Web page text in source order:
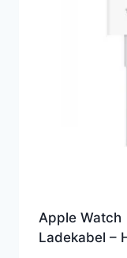
Apple Watch
Ladekabel –